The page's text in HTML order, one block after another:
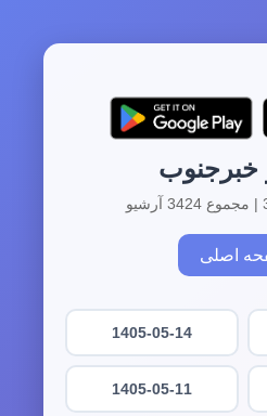
خبرجنوب
اصلی
1405-05-14
1405-05-11